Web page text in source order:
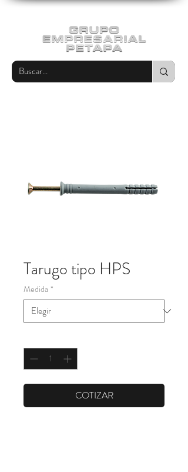
Tarugo tipo HPS
Medida *
COTIZAR